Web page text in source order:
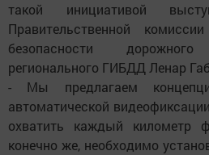
такой инициативой
Правительственной
безопасности
регионального ГИБДД Ленар
- Мы предлагаем
автоматической
охватить каждый километр
конечно же, необходимо